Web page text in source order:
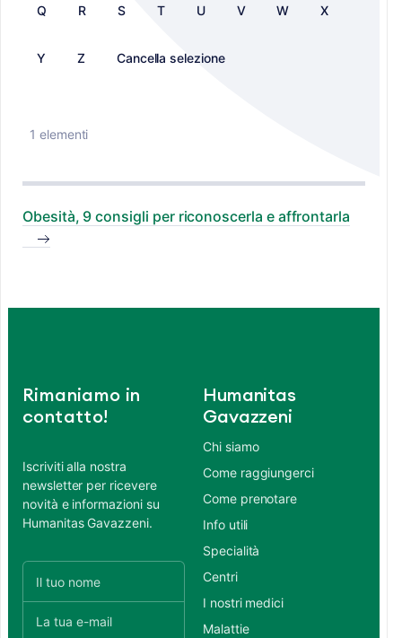
Q R S T U V W X
Y Z Cancella selezione
1 elementi
Obesità, 9 consigli per riconoscerla e affrontarla
Rimaniamo in
contatto!
Iscriviti alla nostra
newsletter per ricevere
novità e informazioni su
Humanitas Gavazzeni.
Humanitas
Gavazzeni
Chi siamo
Come raggiungerci
Come prenotare
Info utili
Specialità
Centri
I nostri medici
Malattie